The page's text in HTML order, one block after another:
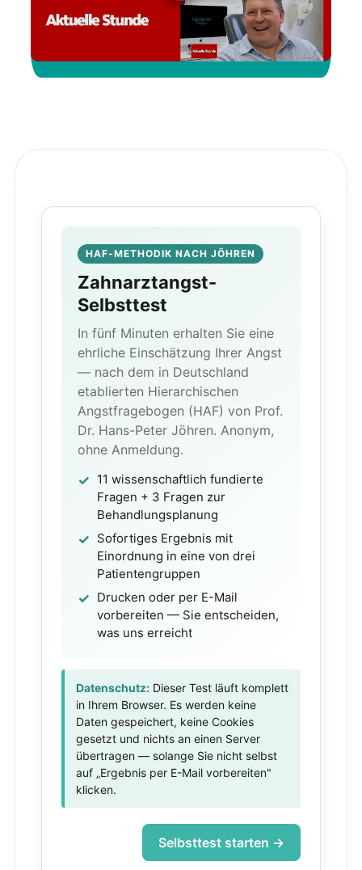
HAF-METHODIK NACH JÖHREN
Zahnarztangst-
Selbsttest
In fünf Minuten erhalten Sie eine
ehrliche Einschätzung Ihrer Angst
— nach dem in Deutschland
etablierten Hierarchischen
Angstfragebogen (HAF) von Prof.
Dr. Hans-Peter Jöhren. Anonym,
ohne Anmeldung.
11 wissenschaftlich fundierte
Fragen + 3 Fragen zur
Behandlungsplanung
Sofortiges Ergebnis mit
Einordnung in eine von drei
Patientengruppen
Drucken oder per E-Mail
vorbereiten — Sie entscheiden,
was uns erreicht
Datenschutz: Dieser Test läuft komplett
in Ihrem Browser. Es werden keine
Daten gespeichert, keine Cookies
gesetzt und nichts an einen Server
übertragen — solange Sie nicht selbst
auf „Ergebnis per E-Mail vorbereiten"
klicken.
Selbsttest starten →